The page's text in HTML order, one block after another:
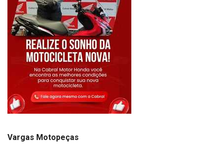
Vargas Motopeças